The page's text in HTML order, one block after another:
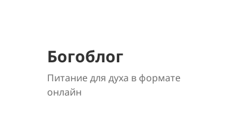
Богоблог
Питание для духа в формате
онлайн